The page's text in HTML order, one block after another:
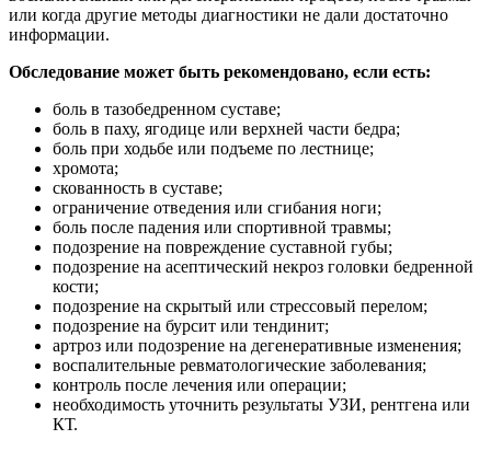
или когда другие методы диагностики не дали достаточно
информации.
Обследование может быть рекомендовано, если есть:
боль в тазобедренном суставе;
боль в паху, ягодице или верхней части бедра;
боль при ходьбе или подъеме по лестнице;
хромота;
скованность в суставе;
ограничение отведения или сгибания ноги;
боль после падения или спортивной травмы;
подозрение на повреждение суставной губы;
подозрение на асептический некроз головки бедренной
кости;
подозрение на скрытый или стрессовый перелом;
подозрение на бурсит или тендинит;
артроз или подозрение на дегенеративные изменения;
воспалительные ревматологические заболевания;
контроль после лечения или операции;
необходимость уточнить результаты УЗИ, рентгена или
КТ.